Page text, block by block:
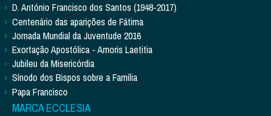
D. António Francisco dos Santos (1948-2017)
Centenário das aparições de Fátima
Jornada Mundial da Juventude 2016
Exortação Apostólica - Amoris Laetitia
Jubileu da Misericórdia
Sínodo dos Bispos sobre a Família
Papa Francisco
MARCA ECCLESIA